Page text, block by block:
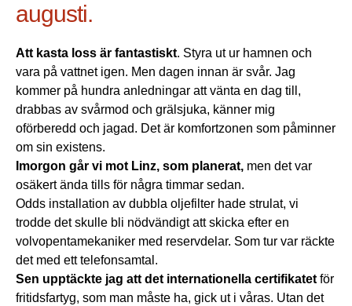
augusti.
Att kasta loss är fantastiskt. Styra ut ur hamnen och
vara på vattnet igen. Men dagen innan är svår. Jag
kommer på hundra anledningar att vänta en dag till,
drabbas av svårmod och grälsjuka, känner mig
oförberedd och jagad. Det är komfortzonen som påminner
om sin existens.
Imorgon går vi mot Linz, som planerat, men det var
osäkert ända tills för några timmar sedan.
Odds installation av dubbla oljefilter hade strulat, vi
trodde det skulle bli nödvändigt att skicka efter en
volvopentamekaniker med reservdelar. Som tur var räckte
det med ett telefonsamtal.
Sen upptäckte jag att det internationella certifikatet för
fritidsfartyg, som man måste ha, gick ut i våras. Utan det